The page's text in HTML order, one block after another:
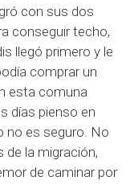
con sus dos
conseguir techo,
llegó primero y le
comprar un
esta comuna
días pienso en
no es seguro. No
la migración,
de caminar por